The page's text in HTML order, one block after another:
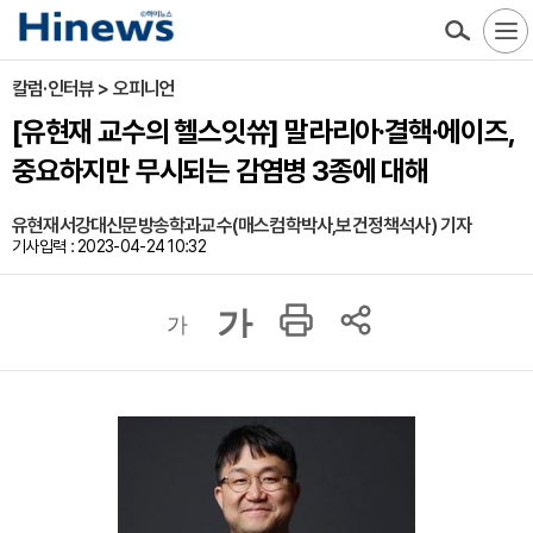
칼럼·인터뷰 > 오피니언
[유현재 교수의 헬스잇쓔] 말라리아·결핵·에이즈,
중요하지만 무시되는 감염병 3종에 대해
유현재서강대신문방송학과교수(매스컴학박사,보건정책석사) 기자
기사입력 : 2023-04-24 10:32
가 가